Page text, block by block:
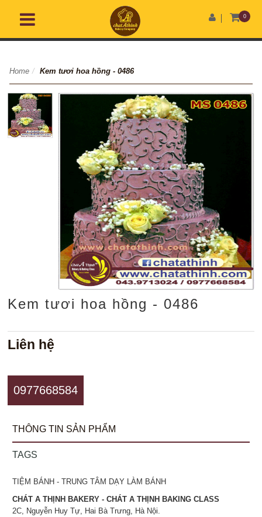
0
Home / Kem tươi hoa hồng - 0486
Kem tươi hoa hồng - 0486
Liên hệ
0977668584
THÔNG TIN SẢN PHẨM
TAGS
TIỆM BÁNH - TRUNG TÂM DẠY LÀM BÁNH
CHÁT A THỊNH BAKERY - CHÁT A THỊNH BAKING CLASS
2C, Nguyễn Huy Tự, Hai Bà Trưng, Hà Nội.